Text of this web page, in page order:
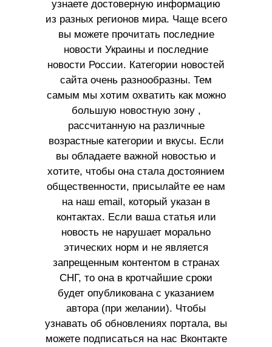
узнаете достоверную информацию
из разных регионов мира. Чаще всего
вы можете прочитать последние
новости Украины и последние
новости России. Категории новостей
сайта очень разнообразны. Тем
самым мы хотим охватить как можно
большую новостную зону ,
рассчитанную на различные
возрастные категории и вкусы. Если
вы обладаете важной новостью и
хотите, чтобы она стала достоянием
общественности, присылайте ее нам
на наш email, который указан в
контактах. Если ваша статья или
новость не нарушает морально
этических норм и не является
запрещенным контентом в странах
СНГ, то она в кротчайшие сроки
будет опубликована с указанием
автора (при желании). Чтобы
узнавать об обновлениях портала, вы
можете подписаться на нас Вконтакте